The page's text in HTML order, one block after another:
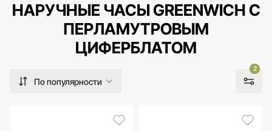
НАРУЧНЫЕ ЧАСЫ GREENWICH С
ПЕРЛАМУТРОВЫМ
ЦИФЕРБЛАТОМ
По популярности
2